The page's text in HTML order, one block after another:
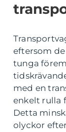
eftersom
tunga
med en
enkelt rulla
Detta
olyckor